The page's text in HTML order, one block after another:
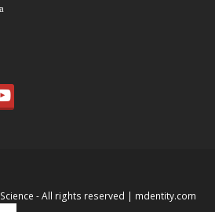
- All rights reserved | mdentity.com